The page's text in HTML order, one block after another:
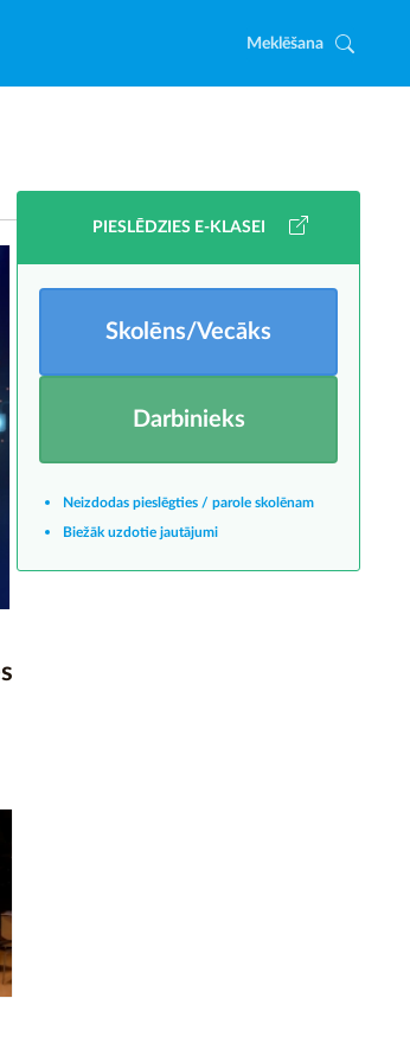
Meklēšana
PIESLĒDZIES E-KLASEI
Skolēns/Vecāks
Darbinieks
Neizdodas pieslēgties / parole skolēnam
Biežāk uzdotie jautājumi